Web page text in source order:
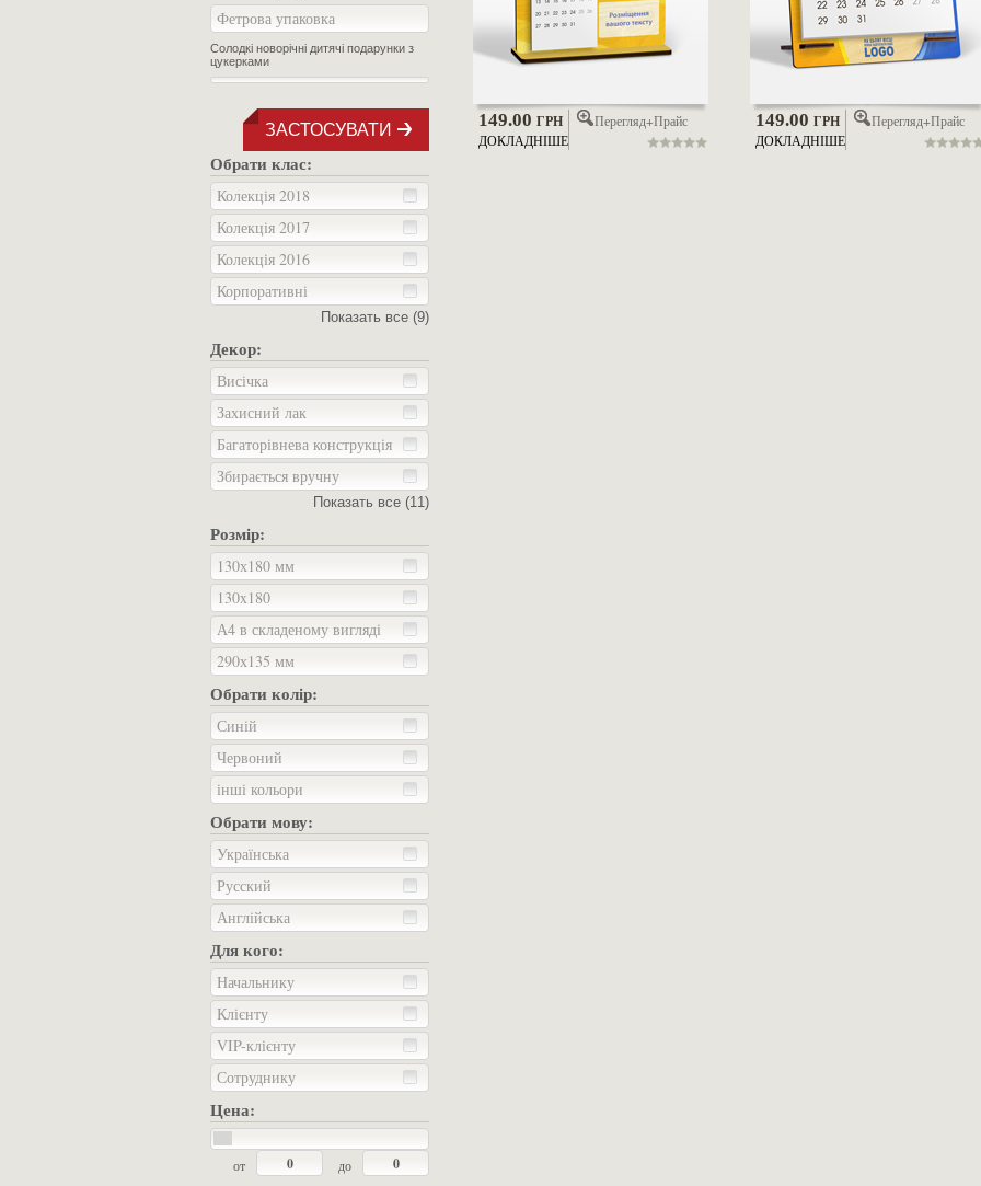
Фетрова упаковка
Солодкі новорічні дитячі подарунки з
цукерками
ЗАСТОСУВАТИ
Обрати клас:
Колекція 2018
Колекція 2017
Колекція 2016
Корпоративні
Показать все (9)
Декор:
Висічка
Захисний лак
Багаторівнева конструкція
Збирається вручну
Показать все (11)
Розмір:
130х180 мм
130x180
А4 в складеному вигляді
290х135 мм
Обрати колір:
Синій
Червоний
інші кольори
Обрати мову:
Українська
Русский
Англійська
Для кого:
Начальнику
Клієнту
VIP-клієнту
Сотруднику
Цена:
от до
149.00 ГРН
ДОКЛАДНІШЕ
Перегляд+Прайс 149.00 ГРН
ДОКЛАДНІШЕ
Перегляд+Прайс